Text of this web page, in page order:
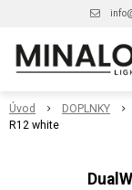
Úvod DOPLNKY
R12 white